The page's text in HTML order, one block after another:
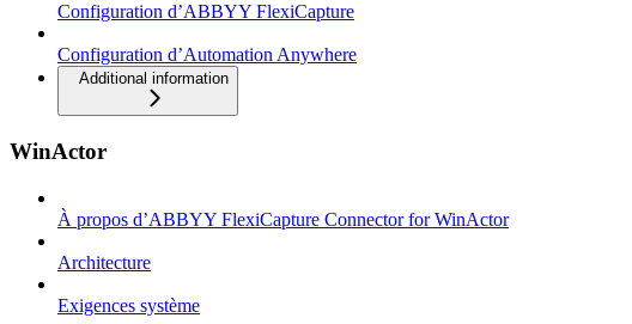
Configuration d’ABBYY FlexiCapture
Configuration d’Automation Anywhere
Additional information
WinActor
À propos d’ABBYY FlexiCapture Connector for WinActor
Architecture
Exigences système